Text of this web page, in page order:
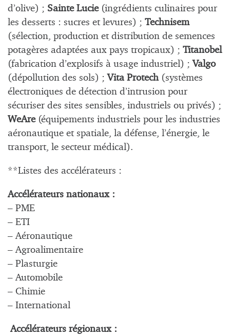
d’olive) ; Sainte Lucie(ingrédients culinaires pour
les desserts : sucres et levures) ; Technisem
(sélection, production et distribution de semences
potagères adaptées aux pays tropicaux) ; Titanobel
(fabrication d’explosifs à usage industriel) ;Valgo
(dépollution des sols) ;Vita Protech (systèmes
électroniques de détection d’intrusion pour
sécuriser des sites sensibles, industriels ou privés) ;
WeAre (équipements industriels pour les industries
aéronautique et spatiale, la défense, l’énergie, le
transport, le secteur médical).
**Listes des accélérateurs :
Accélérateurs nationaux :
– PME
– ETI
– Aéronautique
– Agroalimentaire
– Plasturgie
– Automobile
– Chimie
– International
Accélérateurs régionaux :